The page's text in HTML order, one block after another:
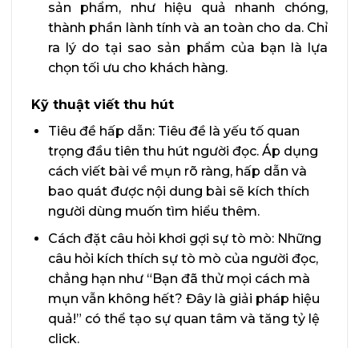
sản phẩm, như hiệu quả nhanh chóng,
thành phần lành tính và an toàn cho da. Chỉ
ra lý do tại sao sản phẩm của bạn là lựa
chọn tối ưu cho khách hàng.
Kỹ thuật viết thu hút
Tiêu đề hấp dẫn: Tiêu đề là yếu tố quan
trọng đầu tiên thu hút người đọc. Áp dụng
cách viết bài về mụn rõ ràng, hấp dẫn và
bao quát được nội dung bài sẽ kích thích
người dùng muốn tìm hiểu thêm.
Cách đặt câu hỏi khơi gợi sự tò mò: Những
câu hỏi kích thích sự tò mò của người đọc,
chẳng hạn như “Bạn đã thử mọi cách mà
mụn vẫn không hết? Đây là giải pháp hiệu
quả!” có thể tạo sự quan tâm và tăng tỷ lệ
click.